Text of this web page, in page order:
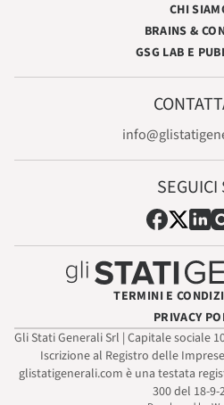
CHI
BRAINS &
GSG LAB E
SEGUICI
TERMINI E
PRIVACY
Gli Stati Generali Srl | Capitale sociale
Iscrizione al Registro delle
glistatigenerali.com è una testata
300 del 18-9-